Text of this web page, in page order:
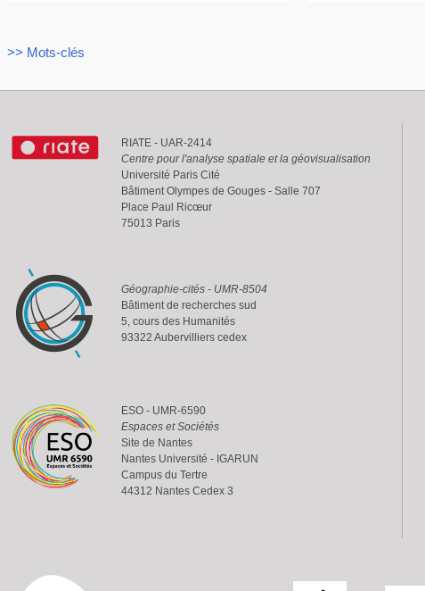
>> Mots-clés
RIATE - UAR-2414
Centre pour l'analyse spatiale et la géovisualisation
Université Paris Cité
Bâtiment Olympes de Gouges - Salle 707
Place Paul Ricœur
75013 Paris
Géographie-cités - UMR-8504
Bâtiment de recherches sud
5, cours des Humanités
93322 Aubervilliers cedex
ESO - UMR-6590
Espaces et Sociétés
Site de Nantes
Nantes Université - IGARUN
Campus du Tertre
44312 Nantes Cedex 3